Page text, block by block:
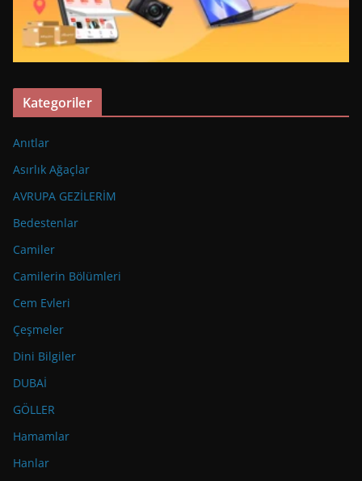
Kategoriler
Anıtlar
Asırlık Ağaçlar
AVRUPA GEZİLERİM
Bedestenlar
Camiler
Camilerin Bölümleri
Cem Evleri
Çeşmeler
Dini Bilgiler
DUBAİ
GÖLLER
Hamamlar
Hanlar